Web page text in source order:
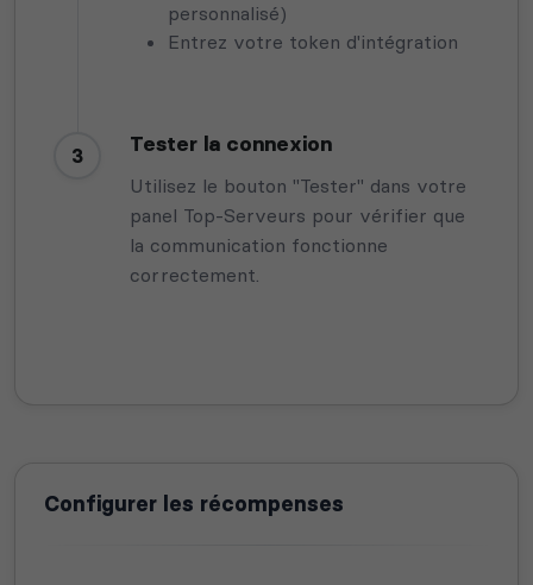
personnalisé)
Entrez votre token d'intégration
3 Tester la connexion
Utilisez le bouton "Tester" dans votre
panel Top-Serveurs pour vérifier que
la communication fonctionne
correctement.
Configurer les récompenses